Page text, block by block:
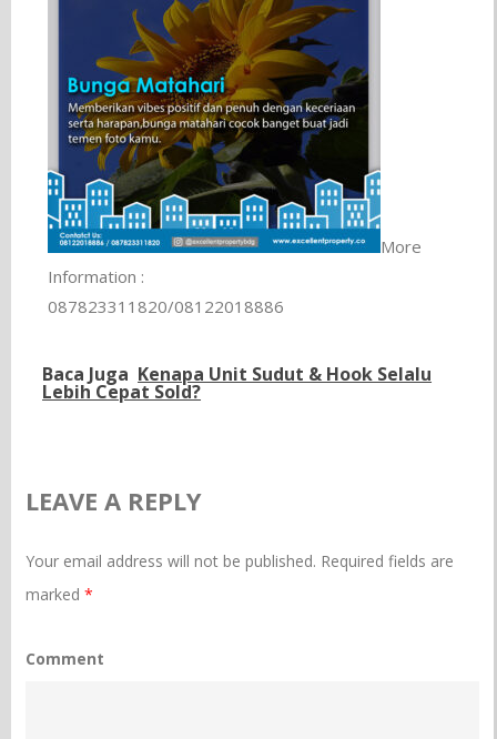
More
Information :
087823311820/08122018886
Baca Juga Kenapa Unit Sudut & Hook Selalu
Lebih Cepat Sold?
LEAVE A REPLY
Your email address will not be published. Required fields are
marked*
Comment